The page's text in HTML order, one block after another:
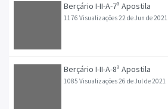
Berçário I-II-A-7ª Apostila
1176 Visualizações22 de Jun de 2021
Berçário I-II-A-8ª Apostila
1085 Visualizações26 de Jul de 2021